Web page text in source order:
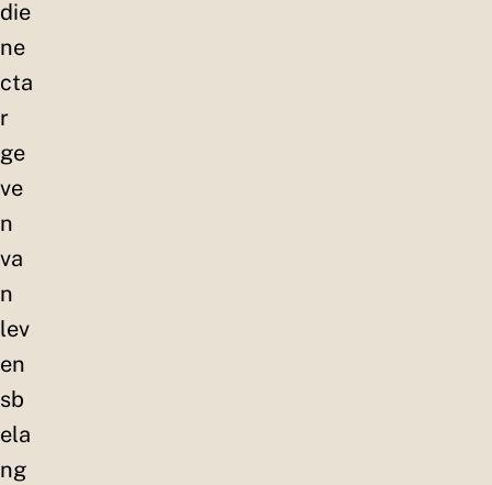
die
ne
cta
r
ge
ve
n
va
n
lev
en
sb
ela
ng